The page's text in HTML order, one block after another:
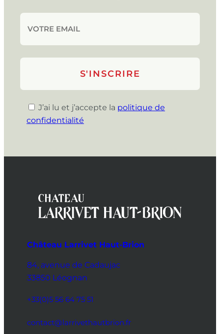
J’ai lu et j’accepte la politique de
confidentialité
Château Larrivet Haut-Brion
84, avenue de Cadaujac
33850 Léognan
+33(0)5 56 64 75 51
contact@larrivethautbrion.fr